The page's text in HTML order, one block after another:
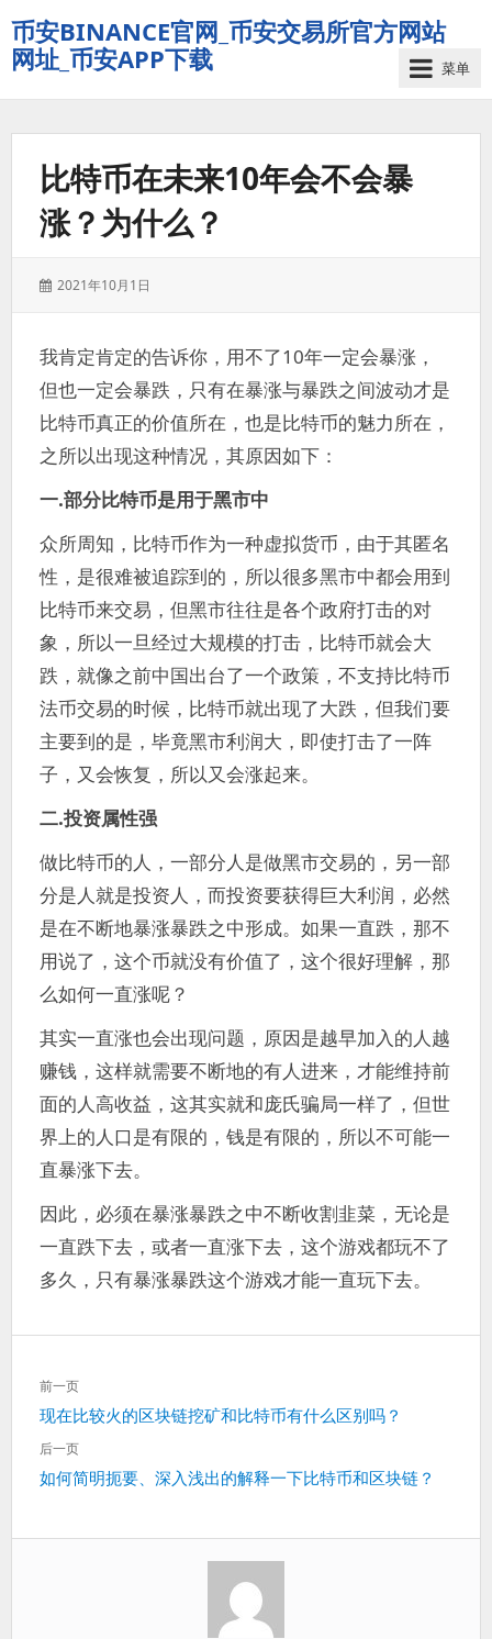
币安BINANCE官网_币安交易所官方网站
网址_币安APP下载
菜单
比特币在未来10年会不会暴
涨？为什么？
发
2021年10月1日
我肯定肯定的告诉你，用不了10年一定会暴涨，
但也一定会暴跌，只有在暴涨与暴跌之间波动才是
比特币真正的价值所在，也是比特币的魅力所在，
之所以出现这种情况，其原因如下：
一.部分比特币是用于黑市中
众所周知，比特币作为一种虚拟货币，由于其匿名
性，是很难被追踪到的，所以很多黑市中都会用到
比特币来交易，但黑市往往是各个政府打击的对
象，所以一旦经过大规模的打击，比特币就会大
跌，就像之前中国出台了一个政策，不支持比特币
法币交易的时候，比特币就出现了大跌，但我们要
主要到的是，毕竟黑市利润大，即使打击了一阵
子，又会恢复，所以又会涨起来。
二.投资属性强
做比特币的人，一部分人是做黑市交易的，另一部
分是人就是投资人，而投资要获得巨大利润，必然
是在不断地暴涨暴跌之中形成。如果一直跌，那不
用说了，这个币就没有价值了，这个很好理解，那
么如何一直涨呢？
其实一直涨也会出现问题，原因是越早加入的人越
赚钱，这样就需要不断地的有人进来，才能维持前
面的人高收益，这其实就和庞氏骗局一样了，但世
界上的人口是有限的，钱是有限的，所以不可能一
直暴涨下去。
因此，必须在暴涨暴跌之中不断收割韭菜，无论是
一直跌下去，或者一直涨下去，这个游戏都玩不了
多久，只有暴涨暴跌这个游戏才能一直玩下去。
文
章
导
航
前一页
上
一
现在比较火的区块链挖矿和比特币有什么区别吗？
后一页
下
如何简明扼要、深入浅出的解释一下比特币和区块链？